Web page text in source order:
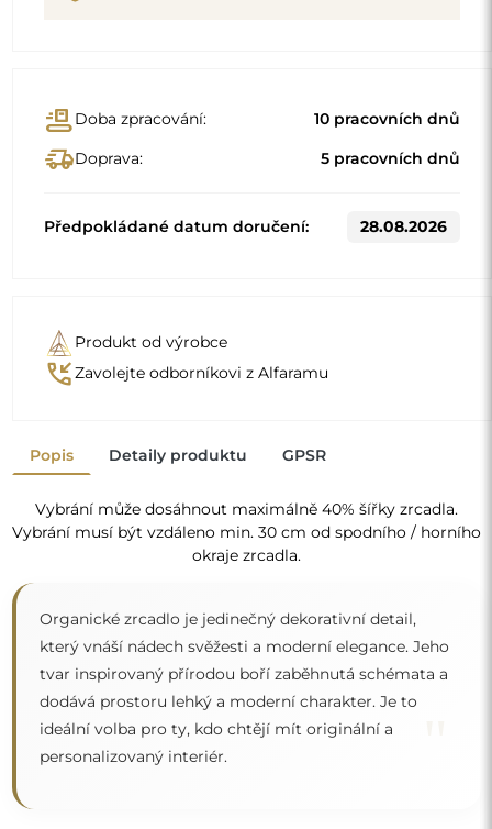
okraje zrcadla.
Organické zrcadlo je jedinečný dekorativní detail,
tvar inspirovaný přírodou boří zaběhnutá schémata a
Zrcadlo na individuální objednávku
Pokud jste nenašli požadovaný rozměr zrcadla nebo
potřebujete jiné rozdělení, kontaktujte nás telefonicky
nebo e-mailem. Největší zrcadla, která dokážeme
Doporučujeme zaslat poptávku spolu s projektem na
e-mailovou adresu: zrcadla@alfaram.cz.